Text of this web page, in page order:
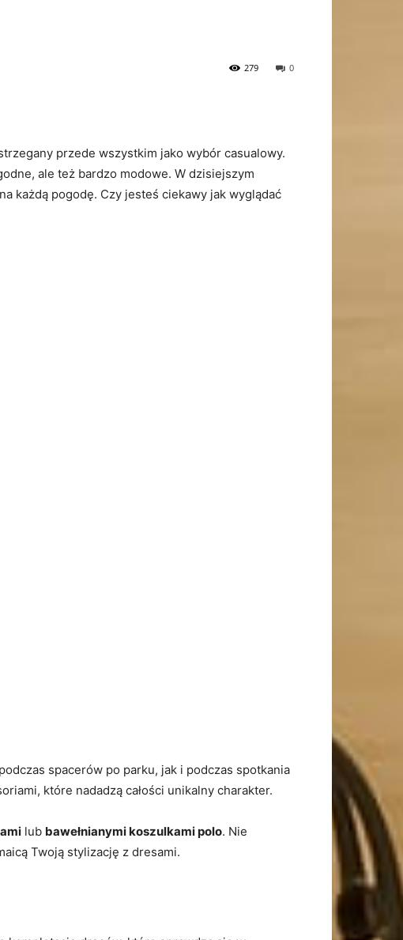
0
279
przede wszystkim jako wybór casualowy.
ale też bardzo modowe. W dzisiejszym
każdą pogodę. Czy jesteś ciekawy jak wyglądać
spacerów po parku, jak i podczas spotkania
które nadadzą całości unikalny charakter.
lub bawełnianymi koszulkami polo. Nie
Twoją stylizację z dresami.